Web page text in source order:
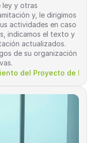
ley y otras
y, le dirigimos
actividades en caso
indicamos el texto y
actualizados.
de su organización
del Proyecto de Ley